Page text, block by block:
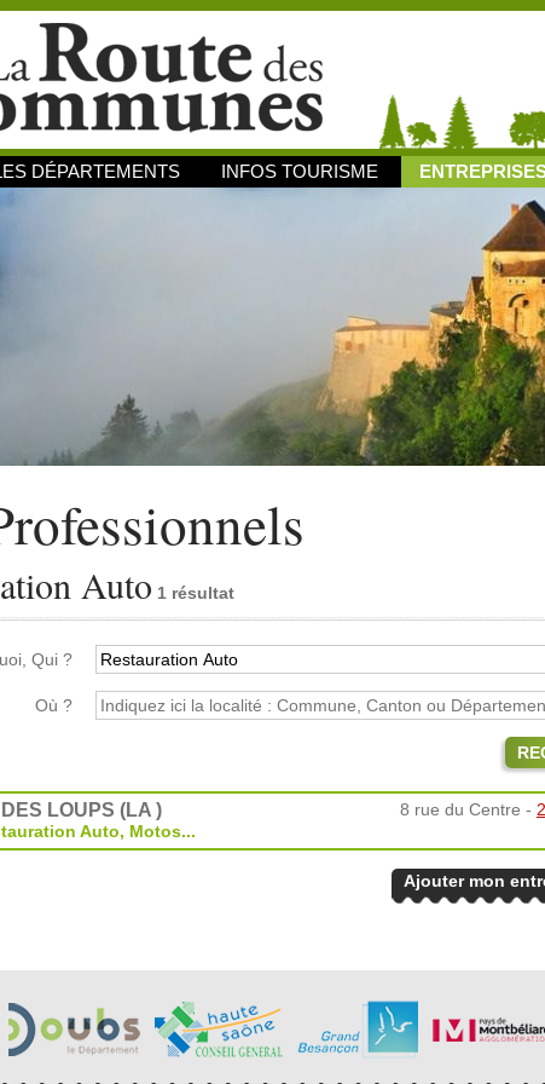
DÉPARTEMENTS INFOS TOURISME
Auto 1 résultat
Qui ?
Où ?
LOUPS (LA ) 8 rue du Centre -
Auto, Motos...
Ajouter mon